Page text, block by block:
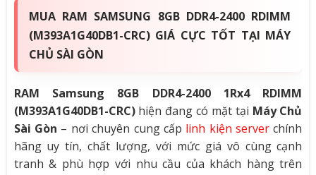
Number of Pins
288
Cas Latency
CL17
MUA RAM SAMSUNG 8GB DDR4-2400 RDIMM
(M393A1G40DB1-CRC) GIÁ CỰC TỐT TẠI MÁY
CHỦ SÀI GÒN
RAM Samsung 8GB DDR4-2400 1Rx4 RDIMM
(M393A1G40DB1-CRC)hiện đang có mặt tại Máy Chủ
Sài Gòn – nơi chuyên cung cấp linh kiện server chính
hãng uy tín, chất lượng, với mức giá vô cùng cạnh
tranh & phù hợp với nhu cầu của khách hàng trên